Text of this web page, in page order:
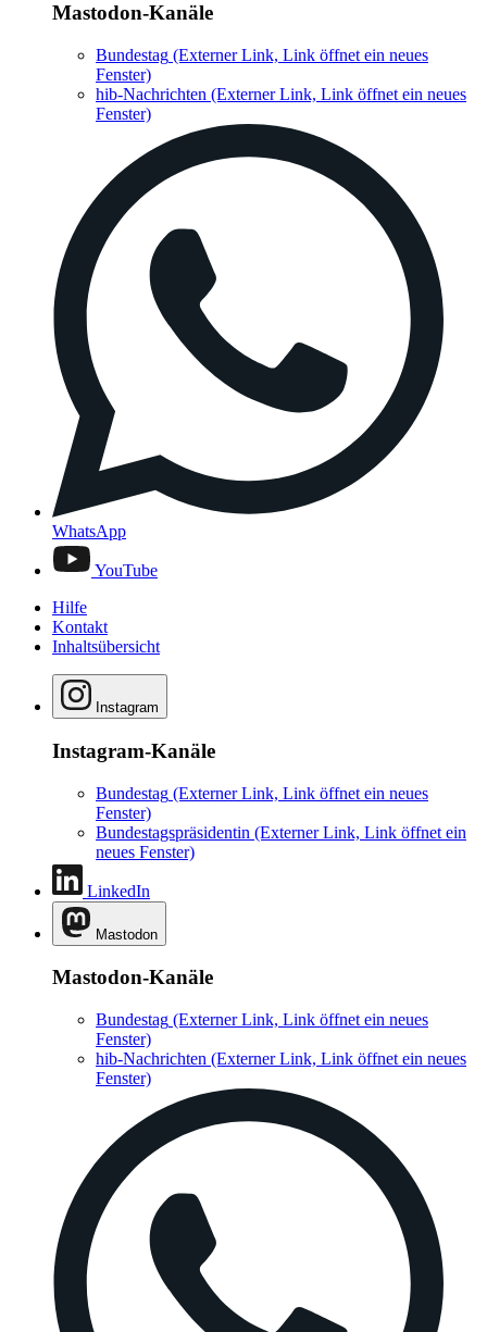
Mastodon-Kanäle
Bundestag (Externer Link, Link öffnet ein neues
Fenster)
hib-Nachrichten (Externer Link, Link öffnet ein neues
Fenster)
WhatsApp
YouTube
Hilfe
Kontakt
Inhaltsübersicht
Instagram
Instagram-Kanäle
Bundestag (Externer Link, Link öffnet ein neues
Fenster)
Bundestagspräsidentin (Externer Link, Link öffnet ein
neues Fenster)
LinkedIn
Mastodon
Mastodon-Kanäle
Bundestag (Externer Link, Link öffnet ein neues
Fenster)
hib-Nachrichten (Externer Link, Link öffnet ein neues
Fenster)